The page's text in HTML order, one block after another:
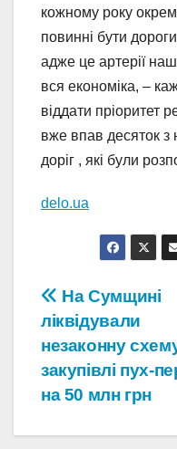
кожному року
повинні бути
адже це артерії
вся економіка, –
віддати пріоритет
вже впав десяток з
доріг , які були
delo.ua
Навігація
записів
На Сумщині
ліквідували
незаконну
закупівлі пух-
на 50 млн грн